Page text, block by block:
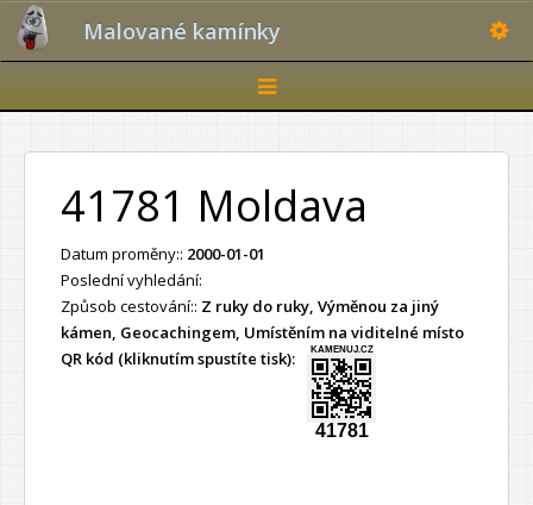
Malované kamínky
Toggle
navigation
41781 Moldava
Datum proměny:: 2000-01-01
Poslední vyhledání:
Způsob cestování:: Z ruky do ruky, Výměnou za jiný
kámen, Geocachingem, Umístěním na viditelné místo
QR kód (kliknutím spustíte tisk):
KAMENUJ.CZ
41781